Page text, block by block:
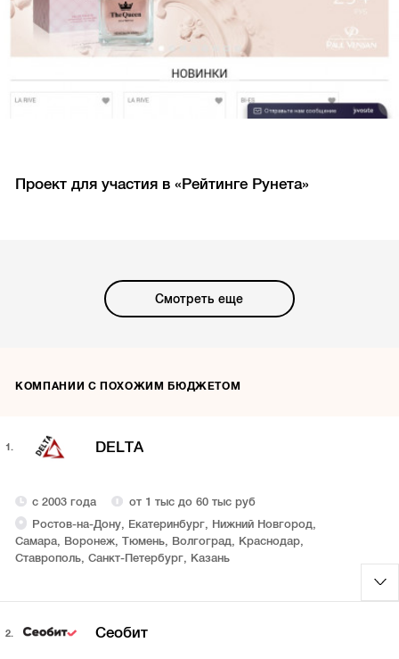
Проект для участия в «Рейтинге Рунета»
Смотреть еще
КОМПАНИИ С ПОХОЖИМ БЮДЖЕТОМ
1. DELTA
с 2003 года
от 1 тыс до 60 тыс руб
Ростов-на-Дону, Екатеринбург, Нижний Новгород,
Самара, Воронеж, Тюмень, Волгоград, Краснодар,
Ставрополь, Санкт-Петербург, Казань
2. Сеобит